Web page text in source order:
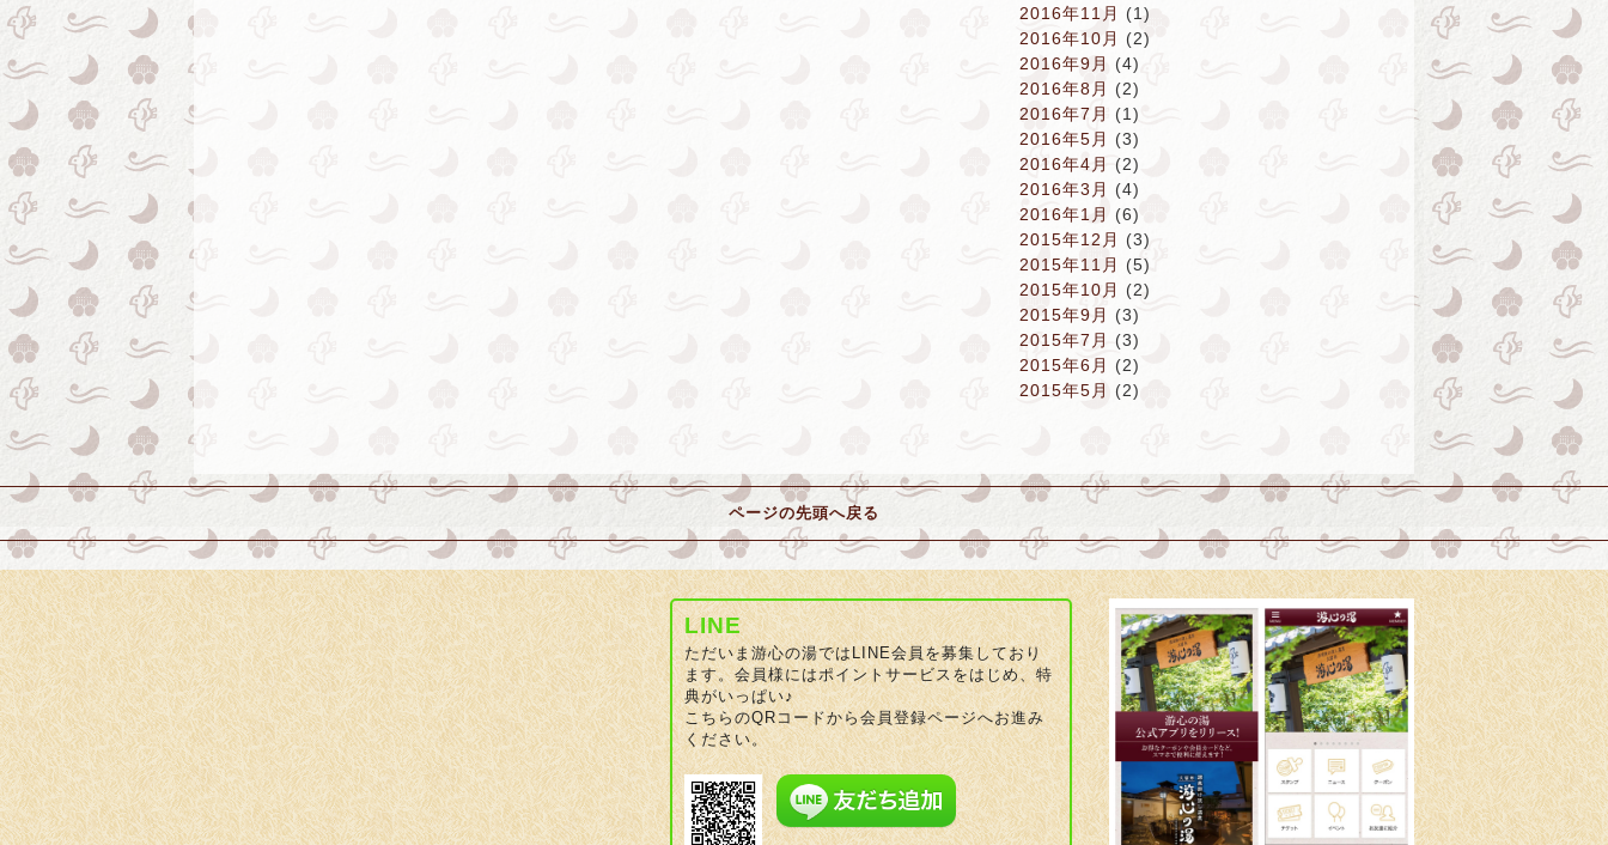
2016年11月
(1)
2016年10月 (2)
2016年9月 (4)
2016年8月
(2)
2016年7月
(1)
2016年5月
(3)
2016年4月 (2)
2016年3月 (4)
2016年1月
(6)
2015年12月 (3)
2015年11月
(5)
2015年10月
(2)
2015年9月
(3)
2015年7月
(3)
2015年6月 (2)
2015年5月 (2)
ページの先頭へ戻る
LINE
ただいま游心の湯ではLINE会員を募集しており
ます。会員様にはポイントサービスをはじめ、特
典がいっぱい♪
こちらのQRコードから会員登録ページへお進み
ください。